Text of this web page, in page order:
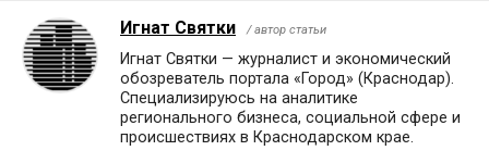
Игнат Святки / автор статьи
Игнат Святки — журналист и экономический
обозреватель портала «Город» (Краснодар).
Специализируюсь на аналитике
регионального бизнеса, социальной сфере и
происшествиях в Краснодарском крае.